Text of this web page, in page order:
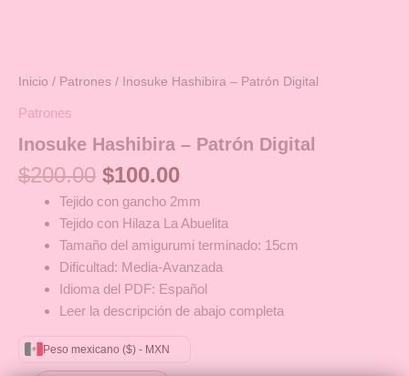
Inicio / Patrones / Inosuke Hashibira – Patrón Digital
Patrones
Inosuke Hashibira – Patrón Digital
$200.00 $100.00
Tejido con gancho 2mm
Tejido con Hilaza La Abuelita
Tamaño del amigurumi terminado: 15cm
Dificultad: Media-Avanzada
Idioma del PDF: Español
Leer la descripción de abajo completa
Peso mexicano ($) - MXN